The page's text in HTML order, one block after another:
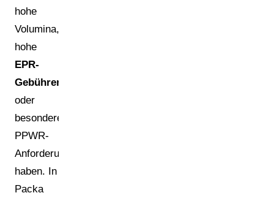
hohe
Volumina,
hohe
EPR-
Gebühren
oder
besondere
PPWR-
Anforderungen
haben. In
Packa